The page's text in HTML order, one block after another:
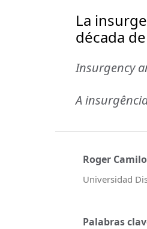
La
década
Insurgency
A
Roger
Universidad
Palabras